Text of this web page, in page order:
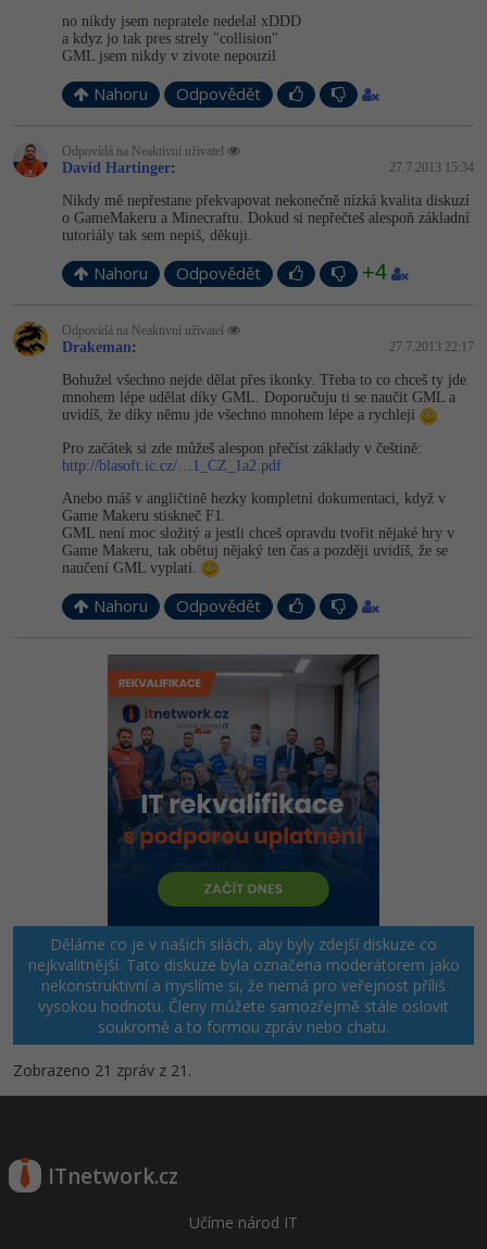
no nikdy jsem nepratele nedelal xDDD
a kdyz jo tak pres strely "collision"
GML jsem nikdy v zivote nepouzil
Nahoru Odpovědět
Odpovídá na Neaktivní uživatel
David Hartinger: 27.7.2013 15:34
Nikdy mě nepřestane překvapovat nekonečně nízká kvalita diskuzí
o GameMakeru a Minecraftu. Dokud si nepřečteš alespoň základní
tutoriály tak sem nepiš, děkuji.
Nahoru Odpovědět +4
Odpovídá na Neaktivní uživatel
Drakeman: 27.7.2013 22:17
Bohužel všechno nejde dělat přes ikonky. Třeba to co chceš ty jde
mnohem lépe udělat díky GML. Doporučuju ti se naučit GML a
uvidíš, že díky němu jde všechno mnohem lépe a rychleji
Pro začátek si zde můžeš alespon přečíst základy v češtině:
http://blasoft.ic.cz/…1_CZ_1a2.pdf
Anebo máš v angličtině hezky kompletní dokumentaci, když v
Game Makeru stiskneč F1.
GML není moc složitý a jestli chceš opravdu tvořit nějaké hry v
Game Makeru, tak obětuj nějaký ten čas a později uvidíš, že se
naučení GML vyplatí.
Nahoru Odpovědět
Děláme co je v našich silách, aby byly zdejší diskuze co
nejkvalitnější. Tato diskuze byla označena moderátorem jako
nekonstruktivní a myslíme si, že nemá pro veřejnost příliš
vysokou hodnotu. Členy můžete samozřejmě stále oslovit
soukromě a to formou zpráv nebo chatu.
Zobrazeno 21 zpráv z 21.
ITnetwork.cz
Učíme národ IT